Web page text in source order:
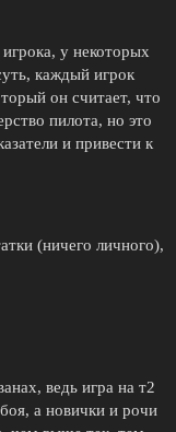
у некоторых
каждый игрок
он считает, что
пилота, но это
и привести к
(ничего личного),
ведь игра на т2
а новички и рочи